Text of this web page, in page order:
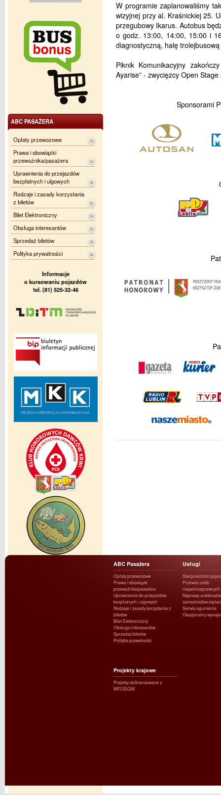
W programie zaplanowaliśmy
wizyjnej przy al. Kraśnickiej 25.
przegubowy Ikarus. Autobus
o godz. 13:00, 14:00, 15:00 i
diagnostyczną, halę
Piknik Komunikacyjny
Ayarise” - zwycięzcy Open
Sponsorami
ABC PASAŻERA
Opłaty przewozowe
Prawa i obowiązki
przewoźnika/pasażera
Uprawnienia do przejazdów
bezpłatnych i ulgowych
Rodzaje i zasady korzystania
z biletów
Bilet Elektroniczny
Obsługa interesantów
Sprzedaż biletów
Polityka prywatności
Informacje
o kursowaniu pojazdów
tel. (81) 525-32-46
ABC Pasażera
Opłaty przewozowe
Prawa i obowiązki
przewoźnika/pasażera
Uprawnienia do przejazdów
bezpłatnych i ulgowych
Rodzaje i zasady korzystania z
biletów
Bilet Elektroniczny
Obsługa interesantów
Sprzedaż biletów
Polityka prywatności
Usługi
Stacja kontroli
Przewóz osób
niepełnosprawnych
Naprawy
samochodów
Serwis ogumienia
Okazjonalny
Projekty krajowe
Projekty dofinansowane z
WFOŚiGW